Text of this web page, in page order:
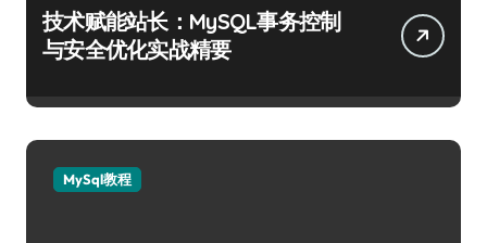
技术赋能站长：MySQL事务控制
与安全优化实战精要
MySql教程